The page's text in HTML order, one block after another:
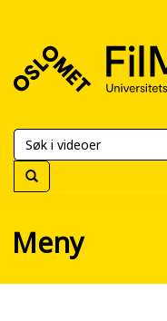
FilMet
Meny